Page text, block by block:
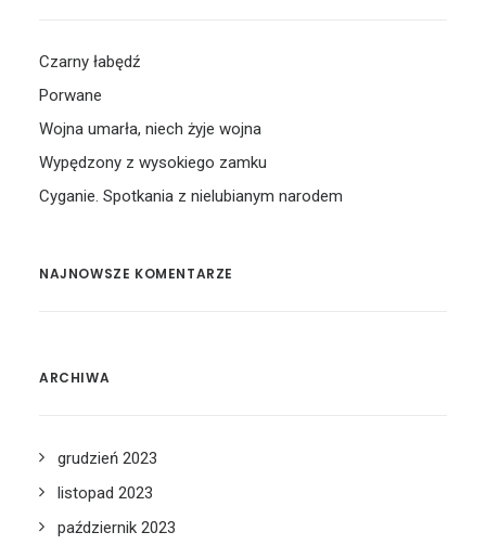
Czarny łabędź
Porwane
Wojna umarła, niech żyje wojna
Wypędzony z wysokiego zamku
Cyganie. Spotkania z nielubianym narodem
NAJNOWSZE KOMENTARZE
ARCHIWA
grudzień 2023
listopad 2023
październik 2023